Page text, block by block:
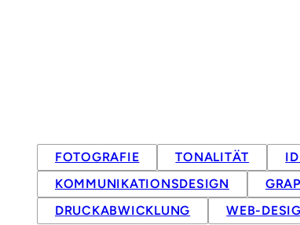
FOTOGRAFIE TONALITÄT
KOMMUNIKATIONSDESIGN
DRUCKABWICKLUNG
WEB-